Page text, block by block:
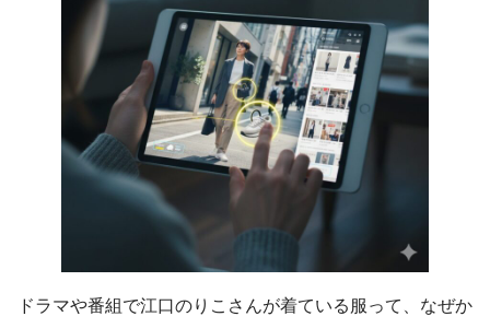
ドラマや番組で江口のりこさんが着ている服って、なぜか